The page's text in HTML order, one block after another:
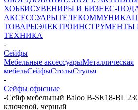
ХОББИСУВЕНИРЫ И БИЗНЕС-
АКСЕССУАРЫ
ТОВАРЫЭЛЕКТРОИНСТРУМЕНТЫ
ТЕХНИКА
-
Сейфы
Мебельные аксессуарыМеталлическая
мебельСейфыСтолыСтулья
-
Сейфы офисные
-Сейф мебельный Baloo B-SK18-BL
ключевой, черный